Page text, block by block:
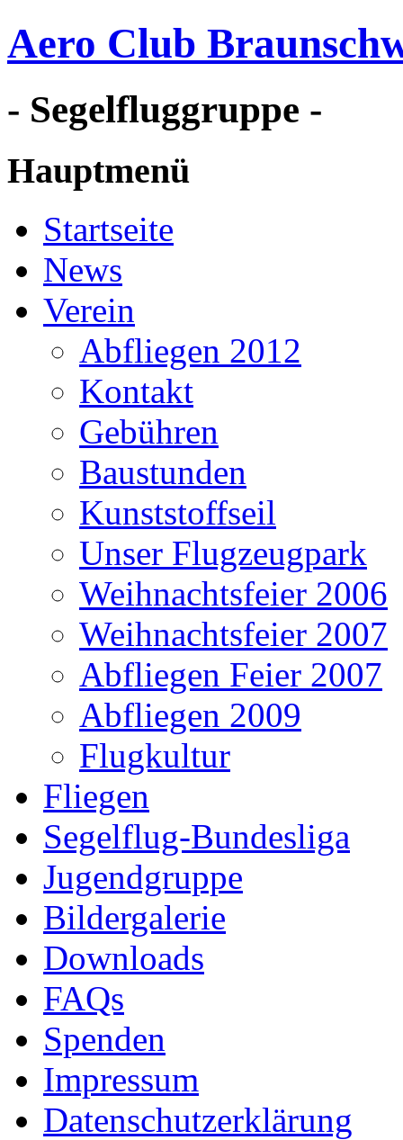
Aero Club
- Segelfluggruppe -
Hauptmenü
Startseite
News
Verein
Abfliegen 2012
Kontakt
Gebühren
Baustunden
Kunststoffseil
Unser Flugzeugpark
Weihnachtsfeier 2006
Weihnachtsfeier 2007
Abfliegen Feier 2007
Abfliegen 2009
Flugkultur
Fliegen
Segelflug-Bundesliga
Jugendgruppe
Bildergalerie
Downloads
FAQs
Spenden
Impressum
Datenschutzerklärung